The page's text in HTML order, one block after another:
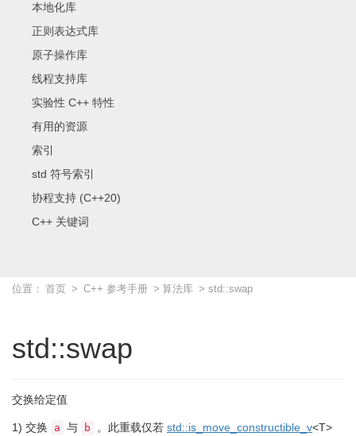
本地化库
正则表达式库
原子操作库
线程支持库
实验性 C++ 特性
有用的资源
索引
std 符号索引
协程支持 (C++20)
C++ 关键词
位置： 首页 > C++ 参考手册 > 算法库 > std::swap
std::swap
交换给定值
1) 交换 a 与 b 。 此重载仅若 std::is_move_constructible_v<T>